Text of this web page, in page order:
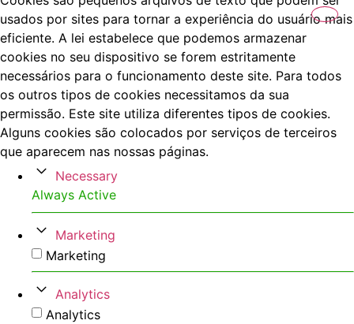
usados por sites para tornar a experiência do usuário mais
eficiente. A lei estabelece que podemos armazenar
cookies no seu dispositivo se forem estritamente
necessários para o funcionamento deste site. Para todos
os outros tipos de cookies necessitamos da sua
permissão. Este site utiliza diferentes tipos de cookies.
Alguns cookies são colocados por serviços de terceiros
que aparecem nas nossas páginas.
Necessary
Always Active
Marketing
Marketing
Analytics
Analytics